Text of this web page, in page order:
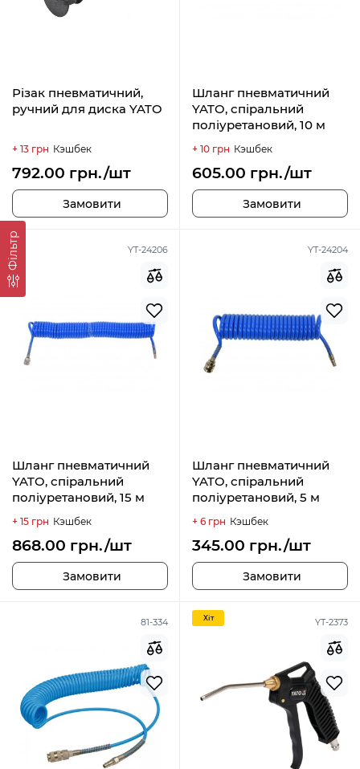
Фільтр
Різак пневматичний,
ручний для диска YATO
+ 13 грн Кэшбек
792.00 грн./шт
Замовити
Шланг пневматичний
YATO, спіральний
поліуретановий, 10 м
+ 10 грн Кэшбек
605.00 грн./шт
Замовити
YT-24206
Шланг пневматичний
YATO, спіральний
поліуретановий, 15 м
+ 15 грн Кэшбек
868.00 грн./шт
Замовити
YT-24204
Шланг пневматичний
YATO, спіральний
поліуретановий, 5 м
+ 6 грн Кэшбек
345.00 грн./шт
Замовити
81-334 YT-2373
Хiт